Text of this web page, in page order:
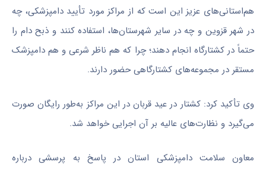
هم‌استانی‌های عزیز این است که از مراکز مورد تأیید دامپزشکی، چه
در شهر قزوین و چه در سایر شهرستان‌ها، استفاده کنند و ذبح دام را
حتماً در کشتارگاه انجام دهند؛ چرا که هم ناظر شرعی و هم دامپزشک
مستقر در مجموعه‌های کشتارگاهی حضور دارند.
وی تأکید کرد: کشتار در عید قربان در این مراکز به‌طور رایگان صورت
می‌گیرد و نظارت‌های عالیه بر آن اجرایی خواهد شد.
معاون سلامت دامپزشکی استان در پاسخ به پرسشی درباره